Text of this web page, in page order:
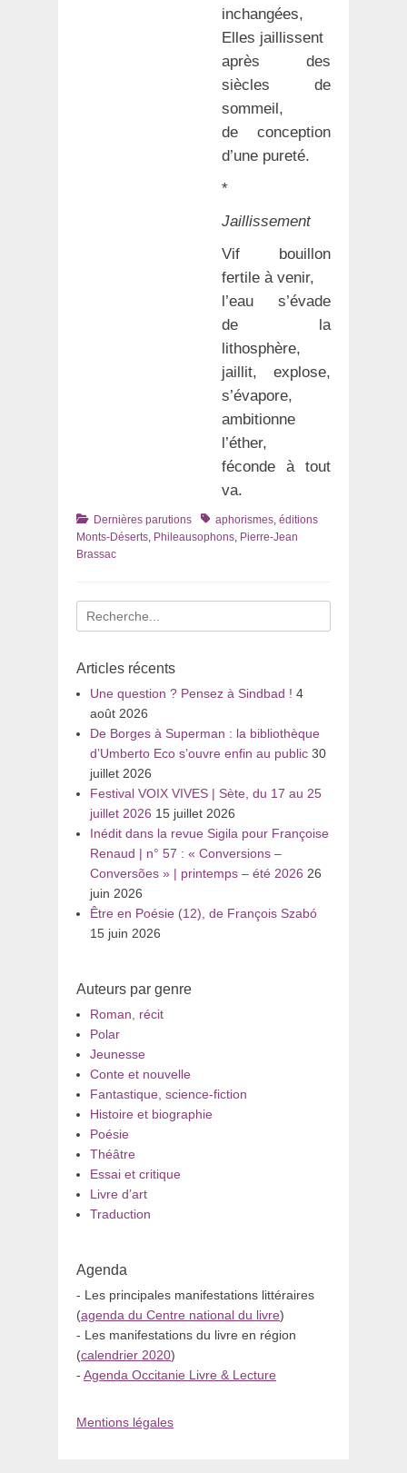
inchangées,
Elles jaillissent
après des
siècles de
sommeil,
de conception
d’une pureté.
*
Jaillissement
Vif bouillon
fertile à venir,
l’eau s’évade
de la
lithosphère,
jaillit, explose,
s’évapore,
ambitionne
l’éther,
féconde à tout
va.
Catégories
Dernières parutions Tagsaphorismes éditions
Monts-Déserts Phileausophons Pierre-Jean
Brassac
Recherche
pour
Articles récents
Une question ? Pensez à Sindbad ! 4
août 2026
De Borges à Superman : la bibliothèque
d’Umberto Eco s’ouvre enfin au public 30
juillet 2026
Festival VOIX VIVES | Sète, du 17 au 25
juillet 2026 15 juillet 2026
Inédit dans la revue Sigila pour Françoise
Renaud | n° 57 : « Conversions –
Conversões » | printemps – été 2026 26
juin 2026
Être en Poésie (12), de François Szabó
15 juin 2026
Auteurs par genre
Roman, récit
Polar
Jeunesse
Conte et nouvelle
Fantastique, science-fiction
Histoire et biographie
Poésie
Théâtre
Essai et critique
Livre d’art
Traduction
Agenda
- Les principales manifestations littéraires
(agenda du Centre national du livre)
- Les manifestations du livre en région
(calendrier 2020)
- Agenda Occitanie Livre & Lecture
Mentions légales